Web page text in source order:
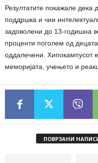
Резултатите покажале
поддршка и чии
задоволени до 13-годишна
проценти поголем од
оддалечени. Хипокампусот
меморијата, учењето и
ПОВРЗАНИ